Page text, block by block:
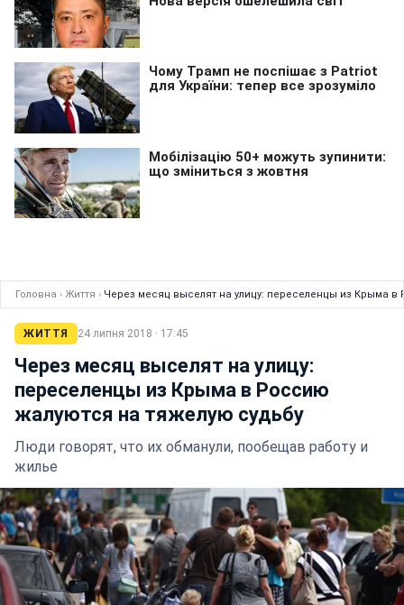
Головна › Життя › Через месяц выселят на улицу: переселенцы из Крыма
ЖИТТЯ 24 липня 2018 · 17:45
Через месяц выселят на улицу:
переселенцы из Крыма в Россию
жалуются на тяжелую судьбу
Люди говорят, что их обманули, пообещав работу и
жилье